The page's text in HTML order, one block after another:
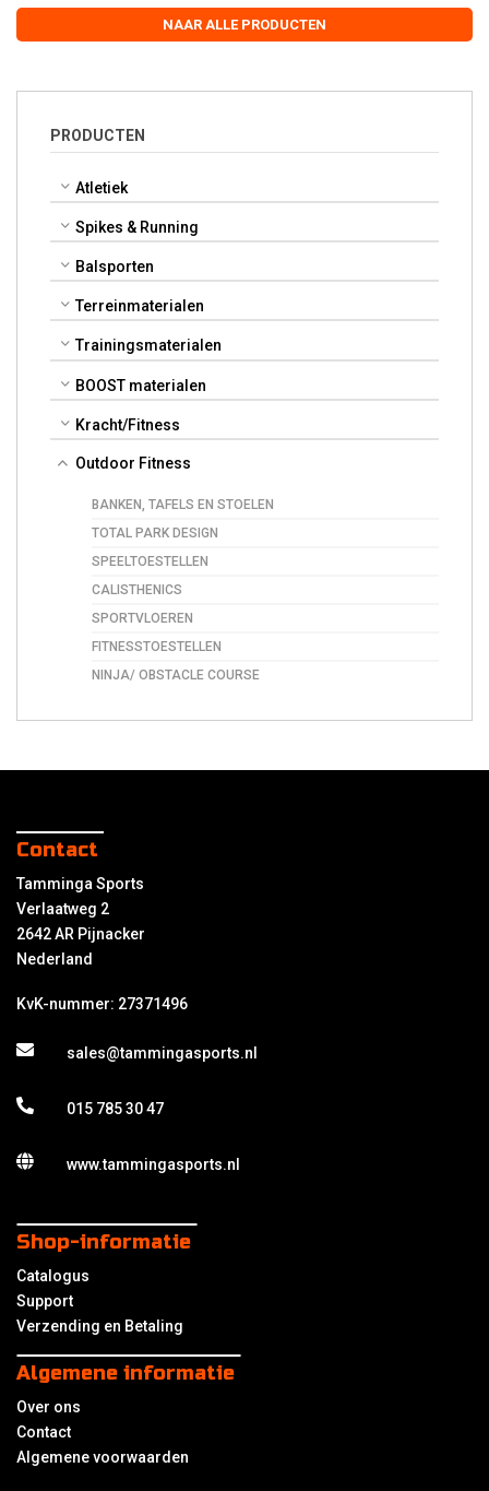
NAAR ALLE PRODUCTEN
PRODUCTEN
Atletiek
Spikes & Running
Balsporten
Terreinmaterialen
Trainingsmaterialen
BOOST materialen
Kracht/Fitness
Outdoor Fitness
BANKEN, TAFELS EN STOELEN
TOTAL PARK DESIGN
SPEELTOESTELLEN
CALISTHENICS
SPORTVLOEREN
FITNESSTOESTELLEN
NINJA/ OBSTACLE COURSE
Contact
Tamminga Sports
Verlaatweg 2
2642 AR Pijnacker
Nederland
KvK-nummer: 27371496
sales@tammingasports.nl
015 785 30 47
www.tammingasports.nl
Shop-informatie
Catalogus
Support
Verzending en Betaling
Algemene informatie
Over ons
Contact
Algemene voorwaarden